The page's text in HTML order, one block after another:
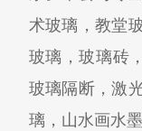
术玻璃，教堂
玻璃，玻璃砖
玻璃隔断，激
璃，山水画水